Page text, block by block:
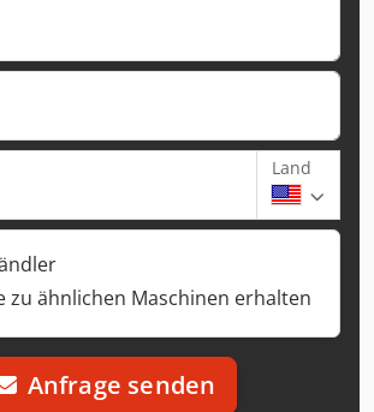
Land
zu ähnlichen Maschinen erhalten
Anfrage senden